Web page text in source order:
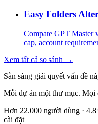
Easy Folders
Compare GPT Master
cap, account
Xem tất cả so sánh →
Sẵn sàng giải quyết vấn đề
Mỗi dự án một thư mục. Mọi
Hơn 22.000 người dùng ·
cài đặt